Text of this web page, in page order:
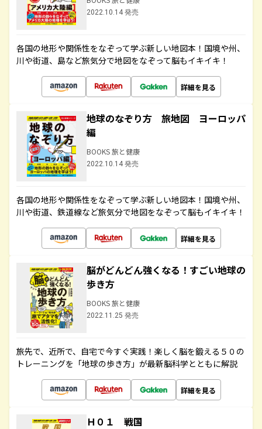
2022.10.14 発売
各国の地形や関係性をなぞって学ぶ新しい地図本！国境や州、
川や街道、島など旅気分で地図をなぞって脳もイキイキ！
詳細を見る
地球のなぞり方 旅地図 ヨーロッパ
編
BOOKS 旅と健康
2022.10.14 発売
各国の地形や関係性をなぞって学ぶ新しい地図本！国境や州、
川や街道、鉄道線など旅気分で地図をなぞって脳もイキイキ！
詳細を見る
脳がどんどん強くなる！すごい地球の
歩き方
BOOKS 旅と健康
2022.11.25 発売
旅先で、近所で、自宅で今すぐ実践！楽しく脳を鍛える５０の
トレーニングを「地球の歩き方」が最新脳科学とともに解説
詳細を見る
Ｈ０１ 戦国